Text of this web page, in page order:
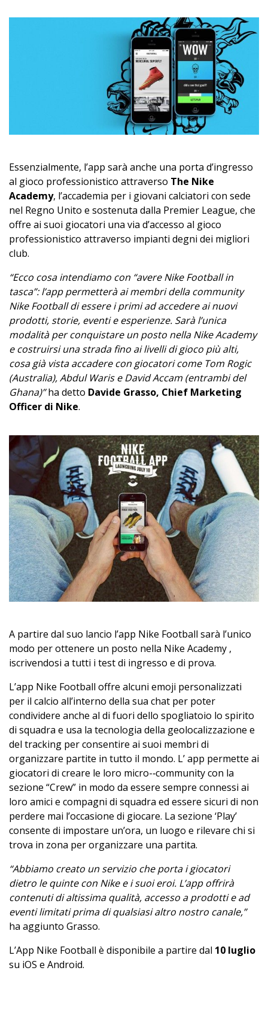
Essenzialmente, l’app sarà anche una porta d’ingresso
al gioco professionistico attraverso The Nike
Academy, l’accademia per i giovani calciatori con sede
nel Regno Unito e sostenuta dalla Premier League, che
offre ai suoi giocatori una via d’accesso al gioco
professionistico attraverso impianti degni dei migliori
club.
“Ecco cosa intendiamo con “avere Nike Football in
tasca”: l’app permetterà ai membri della community
Nike Football di essere i primi ad accedere ai nuovi
prodotti, storie, eventi e esperienze. Sarà l’unica
modalità per conquistare un posto nella Nike Academy
e costruirsi una strada fino ai livelli di gioco più alti,
cosa già vista accadere con giocatori come Tom Rogic
(Australia), Abdul Waris e David Accam (entrambi del
Ghana)”ha detto Davide Grasso, Chief Marketing
Officer di Nike.
A partire dal suo lancio l’app Nike Football sarà l’unico
modo per ottenere un posto nella Nike Academy ,
iscrivendosi a tutti i test di ingresso e di prova.
L’app Nike Football offre alcuni emoji personalizzati
per il calcio all’interno della sua chat per poter
condividere anche al di fuori dello spogliatoio lo spirito
di squadra e usa la tecnologia della geolocalizzazione e
del tracking per consentire ai suoi membri di
organizzare partite in tutto il mondo. L’ app permette ai
giocatori di creare le loro micro-­‐community con la
sezione “Crew” in modo da essere sempre connessi ai
loro amici e compagni di squadra ed essere sicuri di non
perdere mai l’occasione di giocare. La sezione ‘Play’
consente di impostare un’ora, un luogo e rilevare chi si
trova in zona per organizzare una partita.
“Abbiamo creato un servizio che porta i giocatori
dietro le quinte con Nike e i suoi eroi. L’app offrirà
contenuti di altissima qualità, accesso a prodotti e ad
eventi limitati prima di qualsiasi altro nostro canale,”
ha aggiunto Grasso.
L’App Nike Football è disponibile a partire dal 10 luglio
su iOS e Android.